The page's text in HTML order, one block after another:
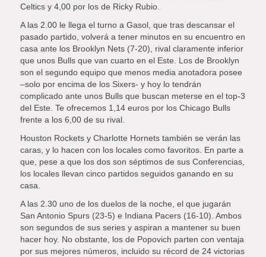
Celtics y 4,00 por los de Ricky Rubio.
A las 2.00 le llega el turno a Gasol, que tras descansar el
pasado partido, volverá a tener minutos en su encuentro en
casa ante los Brooklyn Nets (7-20), rival claramente inferior
que unos Bulls que van cuarto en el Este. Los de Brooklyn
son el segundo equipo que menos media anotadora posee
–solo por encima de los Sixers- y hoy lo tendrán
complicado ante unos Bulls que buscan meterse en el top-3
del Este. Te ofrecemos 1,14 euros por los Chicago Bulls
frente a los 6,00 de su rival.
Houston Rockets y Charlotte Hornets también se verán las
caras, y lo hacen con los locales como favoritos. En parte a
que, pese a que los dos son séptimos de sus Conferencias,
los locales llevan cinco partidos seguidos ganando en su
casa.
A las 2.30 uno de los duelos de la noche, el que jugarán
San Antonio Spurs (23-5) e Indiana Pacers (16-10). Ambos
son segundos de sus series y aspiran a mantener su buen
hacer hoy. No obstante, los de Popovich parten con ventaja
por sus mejores números, incluido su récord de 24 victorias